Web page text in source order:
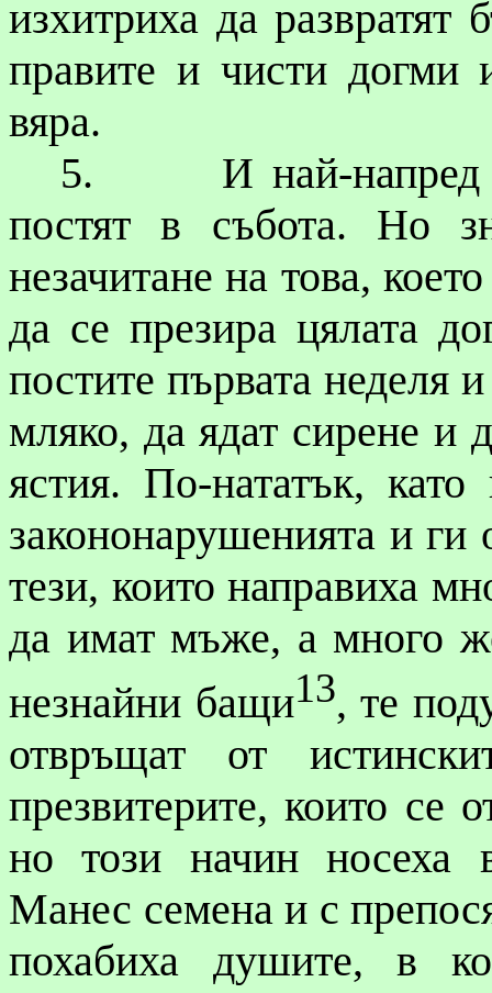
изхитриха да развратят
правите и чисти догми
вяра.
5.
И най-напред
постят в събота. Но
незачитане на това,
да се презира цялата
постите първата неделя
мляко, да ядат сирене и
ястия. По-нататък,
закононарушенията и ги
тези, които направиха
да имат мъже, а много
незнайни бащи13, те
отвръщат от
презвитерите, които се
но този начин носеха
Манес семена и с
похабиха душите, в